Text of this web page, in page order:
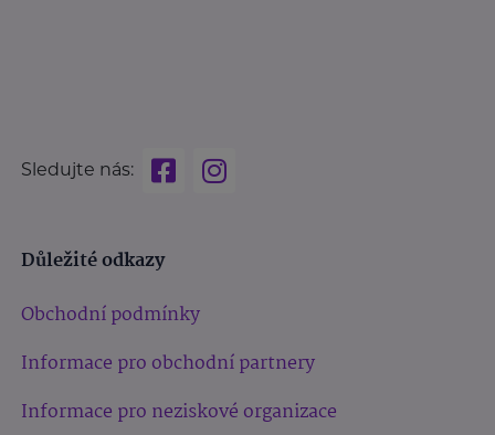
Sledujte nás:
Důležité odkazy
Obchodní podmínky
Informace pro obchodní partnery
Informace pro neziskové organizace